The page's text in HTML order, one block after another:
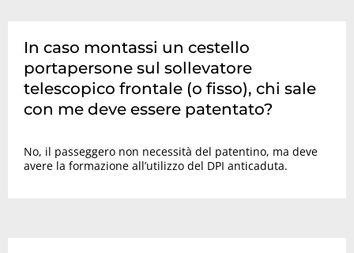
In caso montassi un cestello
portapersone sul sollevatore
telescopico frontale (o fisso), chi sale
con me deve essere patentato?
No, il passeggero non necessità del patentino, ma deve
avere la formazione all’utilizzo del DPI anticaduta.